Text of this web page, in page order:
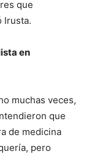
que
Irusta.
en
muchas veces,
que
de medicina
pero